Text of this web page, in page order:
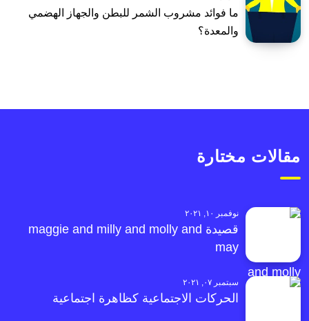
ما فوائد مشروب الشمر للبطن والجهاز الهضمي
والمعدة؟
مقالات مختارة
نوفمبر ١٠, ٢٠٢١
قصيدة maggie and milly and molly and
may
سبتمبر ٠٧, ٢٠٢١
الحركات الاجتماعية كظاهرة اجتماعية